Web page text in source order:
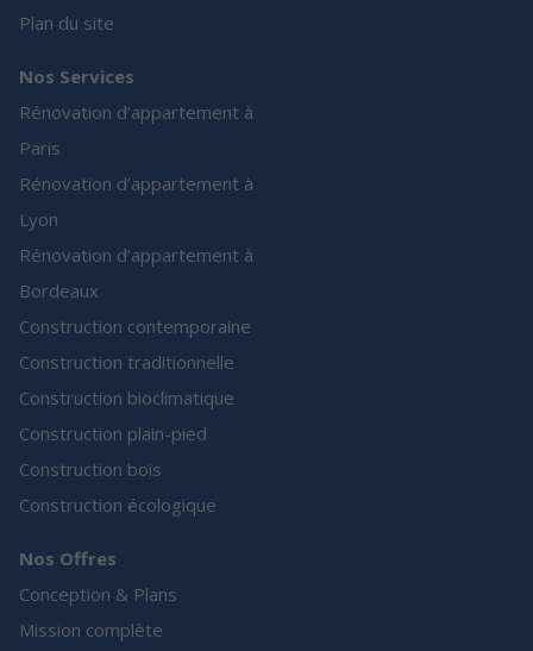
Plan du site
Nos Services
Rénovation d’appartement à
Paris
Rénovation d’appartement à
Lyon
Rénovation d’appartement à
Bordeaux
Construction contemporaine
Construction traditionnelle
Construction bioclimatique
Construction plain-pied
Construction bois
Construction écologique
Nos Offres
Conception & Plans
Mission complète